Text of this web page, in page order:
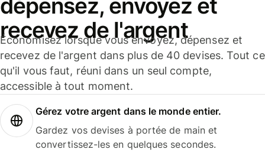
dépensez, envoyez et
recevez de l'argent
Économisez lorsque vous envoyez, dépensez et
recevez de l'argent dans plus de 40 devises. Tout ce
qu'il vous faut, réuni dans un seul compte,
accessible à tout moment.
Gérez votre argent dans le monde entier.
Gardez vos devises à portée de main et
convertissez-les en quelques secondes.